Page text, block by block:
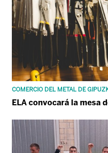
COMERCIO DEL METAL DE
ELA convocará la mesa